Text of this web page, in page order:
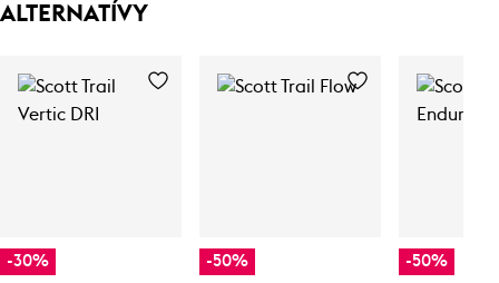
ALTERNATÍVY
-30% -50% -50%